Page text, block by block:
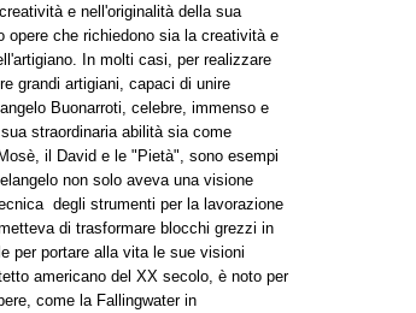
e nell'originalità della sua
opere che richiedono sia la creatività e
In molti casi, per realizzare
grandi artigiani, capaci di unire
Buonarroti, celebre, immenso e
straordinaria abilità sia come
il David e le "Pietà", sono esempi
non solo aveva una visione
degli strumenti per la lavorazione
di trasformare blocchi grezzi in
per portare alla vita le sue visioni
americano del XX secolo, è noto per
come la Fallingwater in